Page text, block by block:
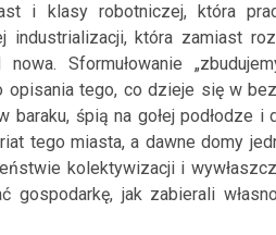
i klasy robotniczej, która
industrializacji, która zamiast
Sformułowanie
tego, co dzieje się w
baraku, śpią na gołej
tego miasta, a dawne domy
kolektywizacji i
gospodarkę, jak zabierali